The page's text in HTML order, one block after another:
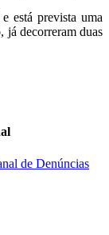
está prevista uma
já decorreram duas
de Denúncias